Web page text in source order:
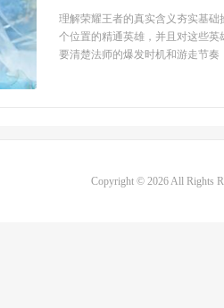
理解荣耀王者的真实含义夯实基
个位置的精通英雄，并且对这些
要清楚法师的爆发时机和游走节奏
Copyright © 2026 All Rights